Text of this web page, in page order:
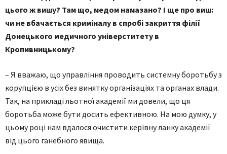
цього ж вишу? Там що, медом намазано? І ще про виш:
чи не вбачається криміналу в спробі закриття філії
Донецького медичного універститету в
Кропивницькому?
– Я вважаю, що управління проводить системну боротьбу з
корупцією в усіх без винятку організаціях та органах влади.
Так, на прикладі льотної академії ми довели, що ця
боротьба може бути досить ефективною. На мою думку, у
цьому році нам вдалося очистити керівну ланку академії
від цього ганебного явища.